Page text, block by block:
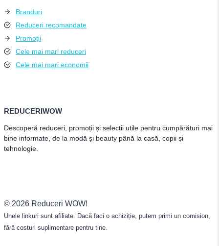
Branduri
Reduceri recomandate
Promoții
Cele mai mari reduceri
Cele mai mari economii
REDUCERIWOW
Descoperă reduceri, promoții și selecții utile pentru cumpărături mai
bine informate, de la modă și beauty până la casă, copii și
tehnologie.
© 2026 Reduceri WOW!
Unele linkuri sunt afiliate. Dacă faci o achiziție, putem primi un comision,
fără costuri suplimentare pentru tine.